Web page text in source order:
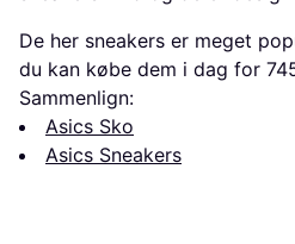
De her sneakers er meget
du kan købe dem i dag for
Sammenlign:
Asics Sko
Asics Sneakers